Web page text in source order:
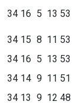
34 16 5 13 53
34 15 8 11 53
34 16 5 13 53
34 14 9 11 51
34 13 9 12 48